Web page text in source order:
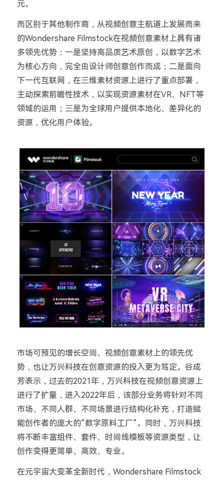
元。
而区别于其他制作商，从视频创意主航道上发展而来
的Wondershare Filmstock在视频创意素材上具有诸
多领先优势：一是坚持高品质艺术原创，以数字艺术
为核心方向，完全由设计师创意创作而成；二是面向
下一代互联网，在三维素材资源上进行了重点部署，
主动探索前瞻性技术，以实现资源素材在VR、NFT等
领域的运用；三是为全球用户提供本地化、差异化的
资源，优化用户体验。
市场可预见的增长空间、视频创意素材上的领先优
势，也让万兴科技在创意资源的投入更为笃定。谷成
芳表示，过去的2021年，万兴科技在视频创意资源上
进行了扩量，进入2022年后，该部分业务将针对不同
市场、不同人群、不同场景进行结构化补充，打造赋
能创作者的庞大的“数字原料工厂”。同时，万兴科技
将不断丰富组件、套件、时间线模板等资源类型，让
创作变得更简单、高效、专业。
在元宇宙大变革全新时代，Wondershare Filmstock